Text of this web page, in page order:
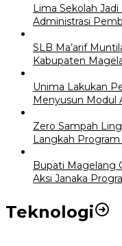
Lima Sekolah
Administrasi
SLB Ma’arif
Kabupaten
Unima Lakukan
Menyusun Modul
Zero Sampah
Langkah Program
Bupati Magelang
Aksi Janaka
Teknologi